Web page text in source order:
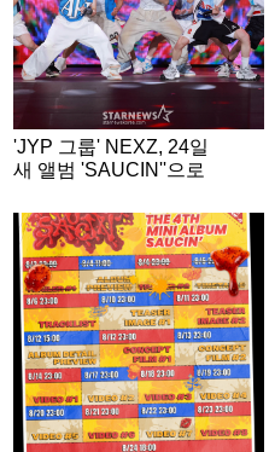
'JYP 그룹' NEXZ, 24일
새 앨범 'SAUCIN''으로